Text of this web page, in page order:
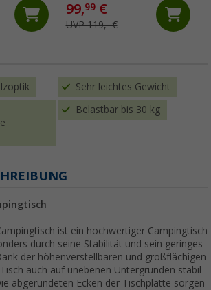
99,99€
UVP 119,- €
Sehr leichtes Gewicht
Belastbar bis 30 kg
ist ein hochwertiger Campingtisch
durch seine Stabilität und sein geringes
der höhenverstellbaren und großflächigen
auch auf unebenen Untergründen stabil
abgerundeten Ecken der Tischplatte sorgen